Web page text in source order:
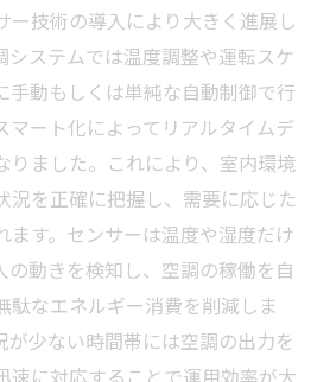
ー技術の導入により大きく進展し
システムでは温度調整や運転スケ
手動もしくは単純な自動制御で行
マート化によってリアルタイムデ
りました。これにより、室内環境
況を正確に把握し、需要に応じた
ます。センサーは温度や湿度だけ
の動きを検知し、空調の稼働を自
駄なエネルギー消費を削減しま
が少ない時間帯には空調の出力を
速に対応することで運用効率が大